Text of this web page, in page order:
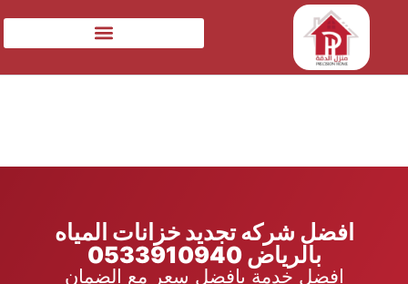
افضل شركه تجديد خزانات المياه
بالرياض 0533910940
افضل خدمة بافضل سعر مع الضمان